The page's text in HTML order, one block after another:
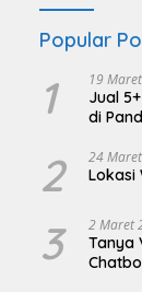
Popular
1 19
Jual
di
2 24
Lokasi
3 2 Maret
Tanya